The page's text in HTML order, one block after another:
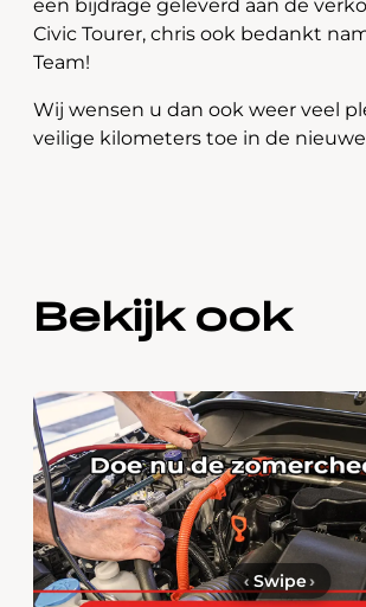
een bijdrage geleverd aan de
Civic Tourer, chris ook bedankt
Team!
Wij wensen u dan ook weer veel
veilige kilometers toe in de
Bekijk ook
‹ Swipe›